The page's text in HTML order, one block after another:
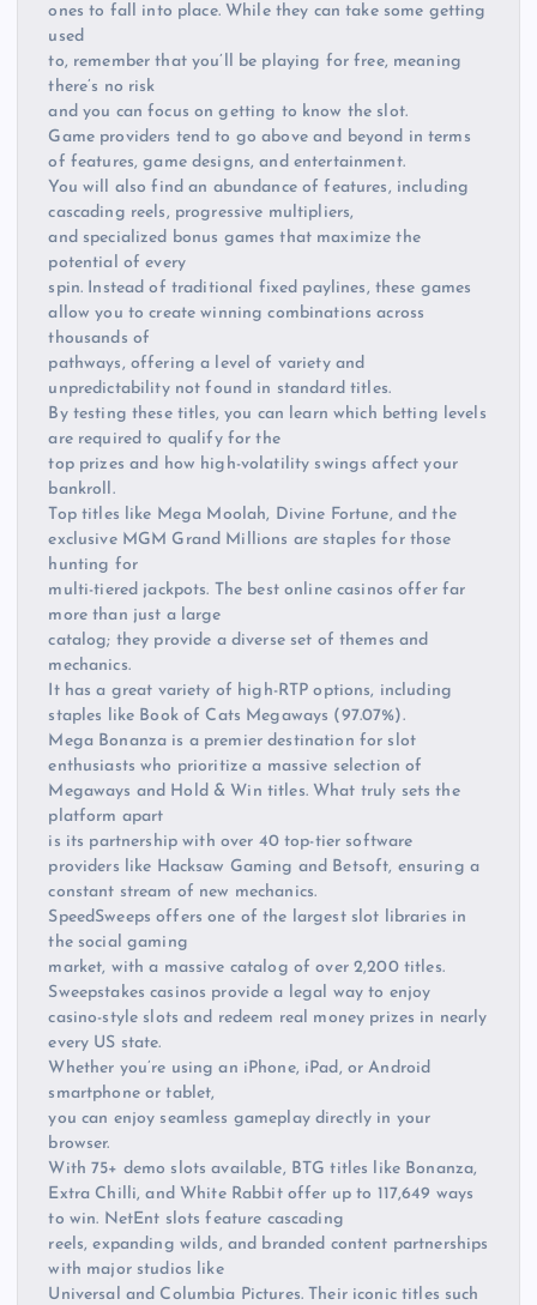
ones to fall into place. While they can take some getting
used
to, remember that you’ll be playing for free, meaning
there’s no risk
and you can focus on getting to know the slot.
Game providers tend to go above and beyond in terms
of features, game designs, and entertainment.
You will also find an abundance of features, including
cascading reels, progressive multipliers,
and specialized bonus games that maximize the
potential of every
spin. Instead of traditional fixed paylines, these games
allow you to create winning combinations across
thousands of
pathways, offering a level of variety and
unpredictability not found in standard titles.
By testing these titles, you can learn which betting levels
are required to qualify for the
top prizes and how high-volatility swings affect your
bankroll.
Top titles like Mega Moolah, Divine Fortune, and the
exclusive MGM Grand Millions are staples for those
hunting for
multi-tiered jackpots. The best online casinos offer far
more than just a large
catalog; they provide a diverse set of themes and
mechanics.
It has a great variety of high-RTP options, including
staples like Book of Cats Megaways (97.07%).
Mega Bonanza is a premier destination for slot
enthusiasts who prioritize a massive selection of
Megaways and Hold & Win titles. What truly sets the
platform apart
is its partnership with over 40 top-tier software
providers like Hacksaw Gaming and Betsoft, ensuring a
constant stream of new mechanics.
SpeedSweeps offers one of the largest slot libraries in
the social gaming
market, with a massive catalog of over 2,200 titles.
Sweepstakes casinos provide a legal way to enjoy
casino-style slots and redeem real money prizes in nearly
every US state.
Whether you’re using an iPhone, iPad, or Android
smartphone or tablet,
you can enjoy seamless gameplay directly in your
browser.
With 75+ demo slots available, BTG titles like Bonanza,
Extra Chilli, and White Rabbit offer up to 117,649 ways
to win. NetEnt slots feature cascading
reels, expanding wilds, and branded content partnerships
with major studios like
Universal and Columbia Pictures. Their iconic titles such